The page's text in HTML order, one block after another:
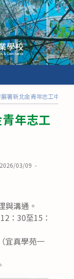
署新北金青年志工中心志
年志工
2026/03/09
與溝通。
：30至15：
宜真學苑一